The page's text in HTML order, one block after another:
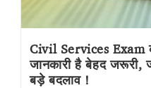
Civil Services Exam
जानकारी है बेहद जरूरी,
बड़े बदलाव !